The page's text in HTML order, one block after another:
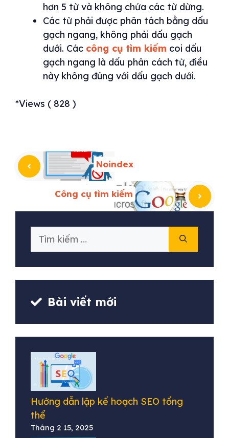
hơn 5 từ và không chứa các từ dừng.
Các từ phải được phân tách bằng dấu
gạch ngang, không phải dấu gạch
dưới. Các công cụ tìm kiếm coi dấu
gạch ngang là dấu phân cách từ, điều
này không đúng với dấu gạch dưới.
*Views ( 828 )
Noindex
Công cụ tìm kiếm
Tìm
Bài viết mới
Hướng dẫn lập kế hoạch SEO tổng
thể
Tháng 2 15, 2025